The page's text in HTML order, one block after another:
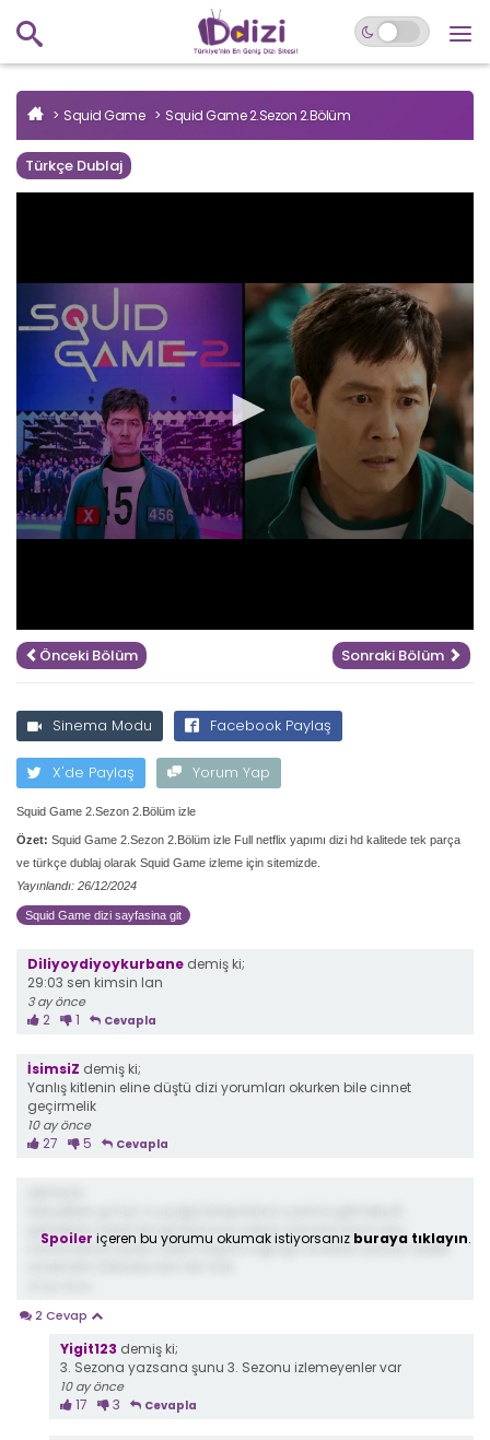
Squid Game Squid Game 2.Sezon 2.Bölüm
Türkçe Dublaj
Önceki Bölüm Sonraki Bölüm
Sinema Modu Facebook Paylaş
X'de Paylaş Yorum Yap
Squid Game 2.Sezon 2.Bölüm izle
Özet: Squid Game 2.Sezon 2.Bölüm izle Full netflix yapımı dizi hd kalitede tek parça
ve türkçe dublaj olarak Squid Game izleme için sitemizde.
Yayınlandı: 26/12/2024
Squid Game dizi sayfasina git
Diliyoydiyoykurbane demiş ki;
29:03 sen kimsin lan
3 ay önce
2 1 Cevapla
İsimsiZ demiş ki;
Yanlış kitlenin eline düştü dizi yorumları okurken bile cinnet
geçirmelik
10 ay önce
27 5 Cevapla
gerizekalı salak her işe burnuna sokan sanane olum onu
sonlandıramazdın zaten boşuna uğraştı ve bütün parayı tüketti
Spoiler içeren bu yorumu okumak istiyorsanız buraya tıklayın.
2 Cevap
Yigit123 demiş ki;
3. Sezona yazsana şunu 3. Sezonu izlemeyenler var
10 ay önce
17 3 Cevapla